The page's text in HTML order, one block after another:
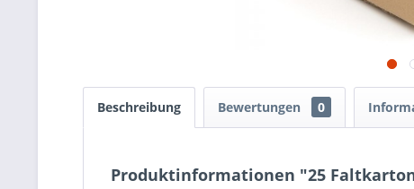
Beschreibung Bewertungen 0
Produktinformationen "25